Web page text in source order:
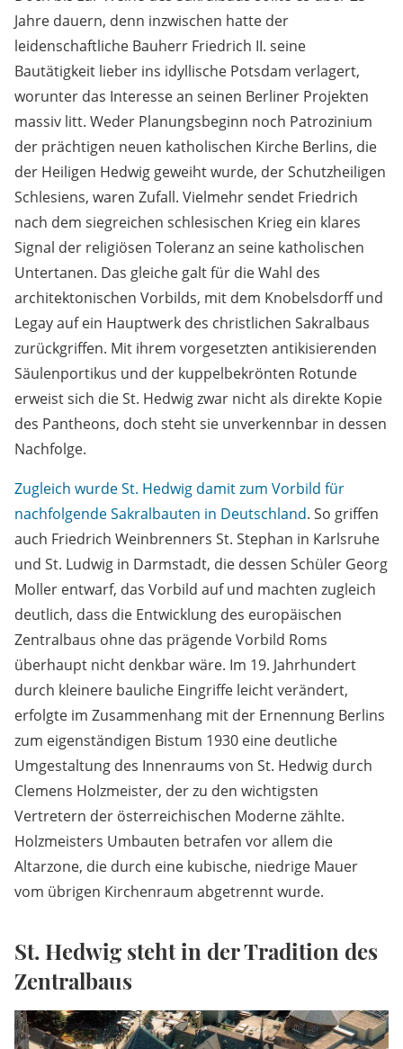
Jahre dauern, denn inzwischen hatte der
leidenschaftliche Bauherr Friedrich II. seine
Bautätigkeit lieber ins idyllische Potsdam verlagert,
worunter das Interesse an seinen Berliner Projekten
massiv litt. Weder Planungsbeginn noch Patrozinium
der prächtigen neuen katholischen Kirche Berlins, die
der Heiligen Hedwig geweiht wurde, der Schutzheiligen
Schlesiens, waren Zufall. Vielmehr sendet Friedrich
nach dem siegreichen schlesischen Krieg ein klares
Signal der religiösen Toleranz an seine katholischen
Untertanen. Das gleiche galt für die Wahl des
architektonischen Vorbilds, mit dem Knobelsdorff und
Legay auf ein Hauptwerk des christlichen Sakralbaus
zurückgriffen. Mit ihrem vorgesetzten antikisierenden
Säulenportikus und der kuppelbekrönten Rotunde
erweist sich die St. Hedwig zwar nicht als direkte Kopie
des Pantheons, doch steht sie unverkennbar in dessen
Nachfolge.
Zugleich wurde St. Hedwig damit zum Vorbild für
nachfolgende Sakralbauten in Deutschland. So griffen
auch Friedrich Weinbrenners St. Stephan in Karlsruhe
und St. Ludwig in Darmstadt, die dessen Schüler Georg
Moller entwarf, das Vorbild auf und machten zugleich
deutlich, dass die Entwicklung des europäischen
Zentralbaus ohne das prägende Vorbild Roms
überhaupt nicht denkbar wäre. Im 19. Jahrhundert
durch kleinere bauliche Eingriffe leicht verändert,
erfolgte im Zusammenhang mit der Ernennung Berlins
zum eigenständigen Bistum 1930 eine deutliche
Umgestaltung des Innenraums von St. Hedwig durch
Clemens Holzmeister, der zu den wichtigsten
Vertretern der österreichischen Moderne zählte.
Holzmeisters Umbauten betrafen vor allem die
Altarzone, die durch eine kubische, niedrige Mauer
vom übrigen Kirchenraum abgetrennt wurde.
St. Hedwig steht in der Tradition des
Zentralbaus